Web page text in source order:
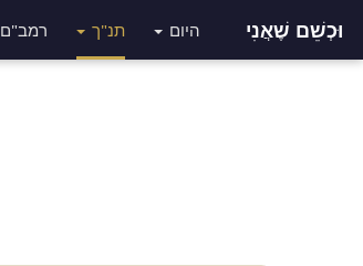
וּכְשֵׁם שֶׁאֲנִי היום תנ"ך רמב"ם